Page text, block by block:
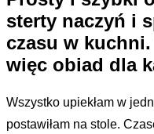
sterty naczyń i
czasu w
więc obiad dla
Wszystko upiekłam w
postawiłam na stole.